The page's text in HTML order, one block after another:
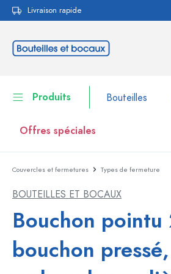
Passer à la
Livraison rapide
Produits Bouteilles
Offres spéciales
Bouteilles
Boîtes alimentaires
Vaisselle
Couvercles et fermetures Types de fermeture
BOUTEILLES ET BOCAUX
Bouchon
bouchon